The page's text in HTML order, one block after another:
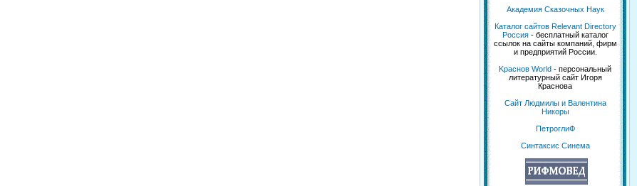
Академия Сказочных Наук
Каталог сайтов Relevant Directory
Россия- бесплатный каталог
ссылок на сайты компаний, фирм
и предприятий России.
Kраснов World - персональный
литературный сайт Игоря
Краснова
Сайт Людмилы и Валентина
Никоры
ПетроглиФ
Синтаксис Синема